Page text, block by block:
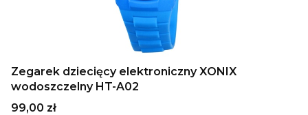
Zegarek dziecięcy elektroniczny XONIX
wodoszczelny HT-A02
Cena
99,00 zł